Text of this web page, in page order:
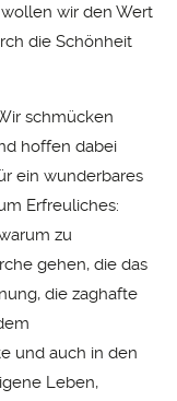
wir den Wert
die Schönheit
schmücken
hoffen dabei
ein wunderbares
Erfreuliches:
zu
gehen, die das
die zaghafte
und auch in den
Leben,